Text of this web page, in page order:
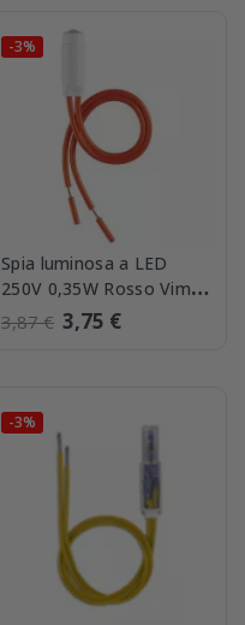
-3%
Spia luminosa a LED
250V 0,35W Rosso Vimar
00936.250.R
3,87 € 3,75 €
-3%